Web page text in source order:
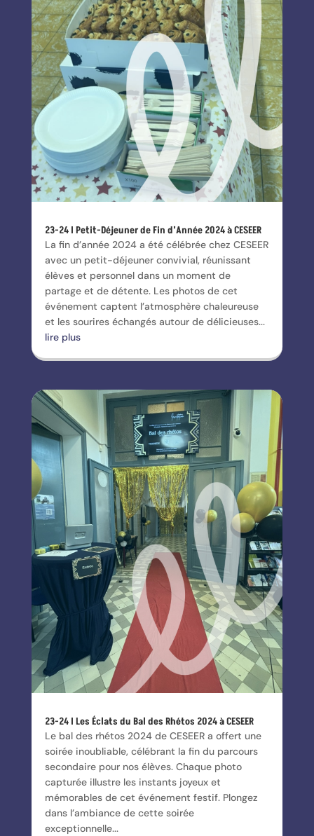
23-24 I Petit-Déjeuner de Fin d’Année 2024 à CESEER
La fin d’année 2024 a été célébrée chez CESEER
avec un petit-déjeuner convivial, réunissant
élèves et personnel dans un moment de
partage et de détente. Les photos de cet
événement captent l’atmosphère chaleureuse
et les sourires échangés autour de délicieuses...
lire plus
23-24 I Les Éclats du Bal des Rhétos 2024 à CESEER
Le bal des rhétos 2024 de CESEER a offert une
soirée inoubliable, célébrant la fin du parcours
secondaire pour nos élèves. Chaque photo
capturée illustre les instants joyeux et
mémorables de cet événement festif. Plongez
dans l’ambiance de cette soirée
exceptionnelle...